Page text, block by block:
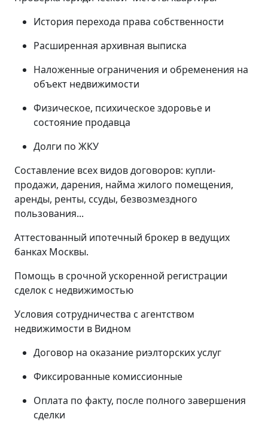
История перехода права собственности
Расширенная архивная выписка
Наложенные ограничения и обременения на
объект недвижимости
Физическое, психическое здоровье и
состояние продавца
Долги по ЖКУ
Составление всех видов договоров: купли-
продажи, дарения, найма жилого помещения,
аренды, ренты, ссуды, безвозмездного
пользования...
Аттестованный ипотечный брокер в ведущих
банках Москвы.
Помощь в срочной ускоренной регистрации
сделок с недвижимостью
Условия сотрудничества с агентством
недвижимости в Видном
Договор на оказание риэлторских услуг
Фиксированные комиссионные
Оплата по факту, после полного завершения
сделки